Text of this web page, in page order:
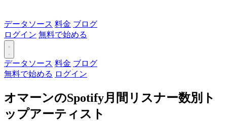
データソース 料金 ブログ
ログイン 無料で始める
データソース 料金 ブログ
無料で始める ログイン
オマーンのSpotify月間リスナー数別ト
ップアーティスト